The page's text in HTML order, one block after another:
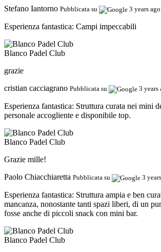
Stefano Iantorno Pubblicata su 3 years ago
Esperienza fantastica: Campi impeccabili
Blanco Padel Club
grazie
cristian cacciagrano Pubblicata su 3 years
Esperienza fantastica: Struttura curata nei mini
personale accogliente e disponibile top.
Blanco Padel Club
Grazie mille!
Paolo Chiacchiaretta Pubblicata su 3
Esperienza fantastica: Struttura ampia e ben
mancanza, nonostante tanti spazi liberi, di un
fosse anche di piccoli snack con mini bar.
Blanco Padel Club